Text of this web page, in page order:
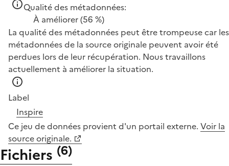
Qualité des métadonnées:
À améliorer(56 %)
La qualité des métadonnées peut être trompeuse car les
métadonnées de la source originale peuvent avoir été
perdues lors de leur récupération. Nous travaillons
actuellement à améliorer la situation.
Label
Inspire
Ce jeu de données provient d'un portail externe. Voir la
source originale.
Fichiers (6)